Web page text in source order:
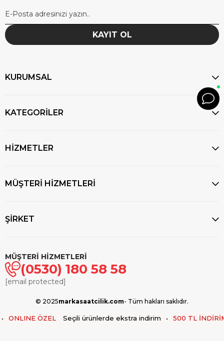
KAYIT OL
KURUMSAL
KATEGORİLER
HİZMETLER
MÜŞTERİ HİZMETLERİ
ŞİRKET
MÜŞTERİ HİZMETLERİ
(0530) 180 58 58
[email protected]
© 2025markasaatcilik.com- Tüm hakları saklıdır.
ONLINE ÖZEL Seçili ürünlerde ekstra indirim 500 TL İNDİRİM